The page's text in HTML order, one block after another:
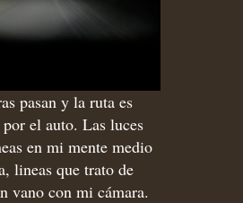
pasan y la ruta es
por el auto. Las luces
en mi mente medio
lineas que trato de
vano con mi cámara.